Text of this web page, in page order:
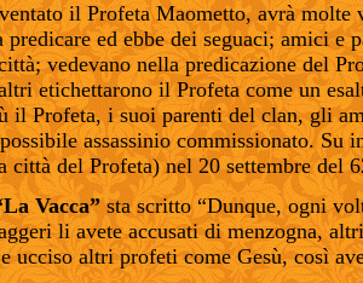
il Profeta Maometto, avrà
ed ebbe dei seguaci; amici
vedevano nella predicazione del
etichettarono il Profeta come un
il Profeta, i suoi parenti del clan, gli
assassinio commissionato.
città del Profeta) nel 20 settembre del
Vacca”sta scritto “Dunque, ogni
li avete accusati di menzogna,
ucciso altri profeti come Gesù, così